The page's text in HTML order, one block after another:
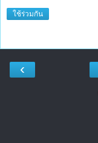
ใช้ร่วมกัน
‹